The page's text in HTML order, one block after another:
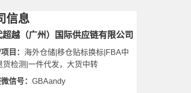
信息
超越（广州）国际供应链有限公司
目： 海外仓储|移仓贴标换标|FBA中
货检测|一件代发，大货中转
信号： GBAandy